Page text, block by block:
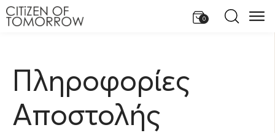
0
Πληροφορίες
Aποστολής